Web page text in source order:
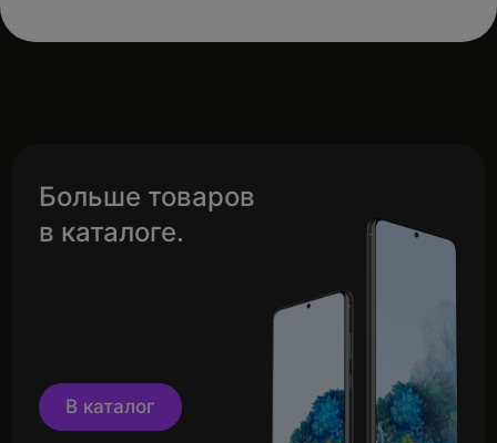
Больше товаров
в каталоге.
В каталог